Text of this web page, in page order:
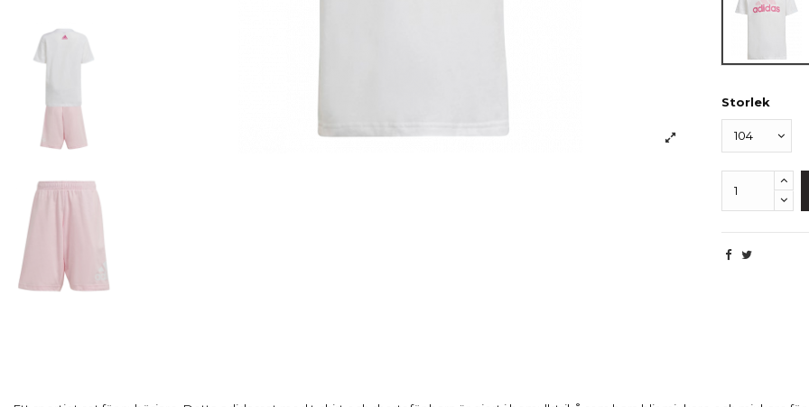
Storlek